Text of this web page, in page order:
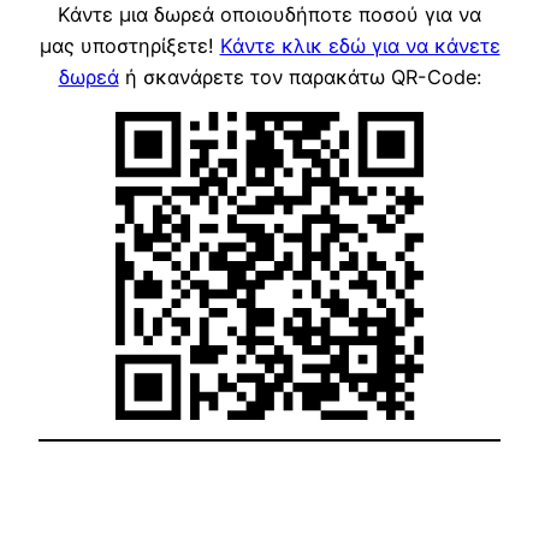
Κάντε μια δωρεά οποιουδήποτε ποσού για να
μας υποστηρίξετε! Κάντε κλικ εδώ για να κάνετε
δωρεάή σκανάρετε τον παρακάτω QR-Code: